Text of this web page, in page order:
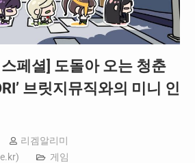
페셜] 도돌아 오는 청춘
브릿지뮤직와의 미니 인
리겜알리미
) 게임